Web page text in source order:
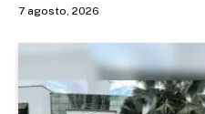
7 agosto, 2026